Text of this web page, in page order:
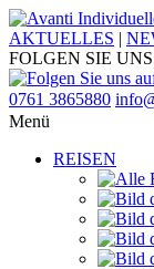
AKTUELLES |
FOLGEN SIE
0761 3865880
Menü
REISEN